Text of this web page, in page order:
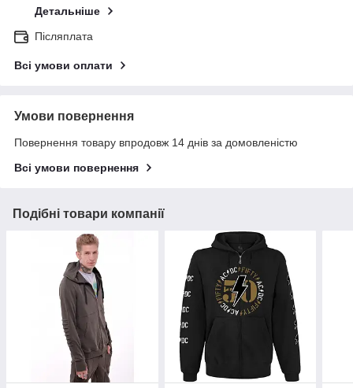
Детальніше
Післяплата
Всі умови оплати
Умови повернення
Повернення товару впродовж 14 днів за домовленістю
Всі умови повернення
Подібні товари компанії